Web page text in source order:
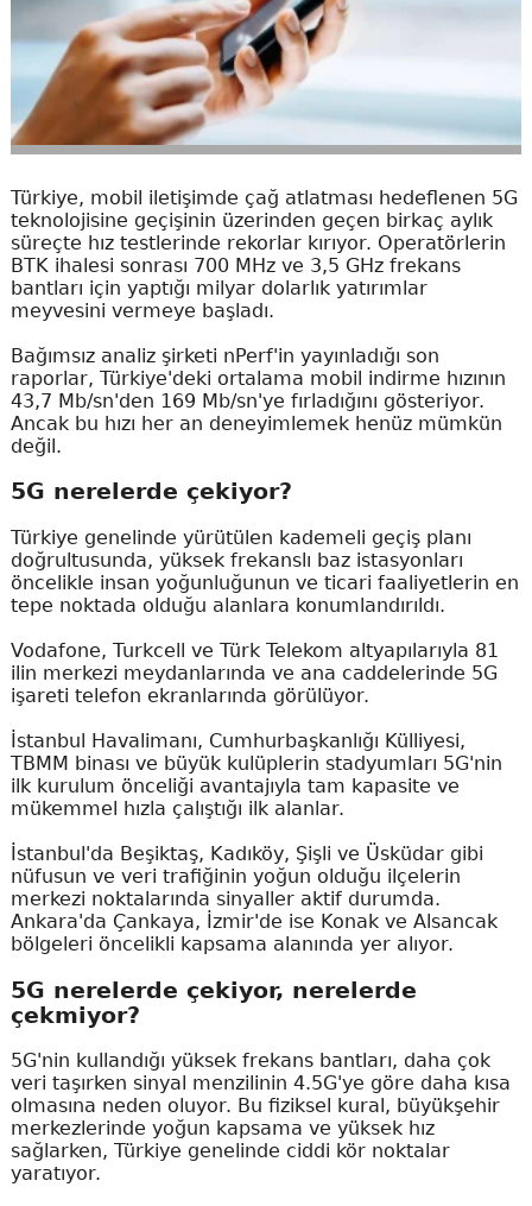
Türkiye, mobil iletişimde çağ atlatması hedeflenen 5G
teknolojisine geçişinin üzerinden geçen birkaç aylık
süreçte hız testlerinde rekorlar kırıyor. Operatörlerin
BTK ihalesi sonrası 700 MHz ve 3,5 GHz frekans
bantları için yaptığı milyar dolarlık yatırımlar
meyvesini vermeye başladı.
Bağımsız analiz şirketi nPerf'in yayınladığı son
raporlar, Türkiye'deki ortalama mobil indirme hızının
43,7 Mb/sn'den 169 Mb/sn'ye fırladığını gösteriyor.
Ancak bu hızı her an deneyimlemek henüz mümkün
değil.
5G nerelerde çekiyor?
Türkiye genelinde yürütülen kademeli geçiş planı
doğrultusunda, yüksek frekanslı baz istasyonları
öncelikle insan yoğunluğunun ve ticari faaliyetlerin en
tepe noktada olduğu alanlara konumlandırıldı.
Vodafone, Turkcell ve Türk Telekom altyapılarıyla 81
ilin merkezi meydanlarında ve ana caddelerinde 5G
işareti telefon ekranlarında görülüyor.
İstanbul Havalimanı, Cumhurbaşkanlığı Külliyesi,
TBMM binası ve büyük kulüplerin stadyumları 5G'nin
ilk kurulum önceliği avantajıyla tam kapasite ve
mükemmel hızla çalıştığı ilk alanlar.
İstanbul'da Beşiktaş, Kadıköy, Şişli ve Üsküdar gibi
nüfusun ve veri trafiğinin yoğun olduğu ilçelerin
merkezi noktalarında sinyaller aktif durumda.
Ankara'da Çankaya, İzmir'de ise Konak ve Alsancak
bölgeleri öncelikli kapsama alanında yer alıyor.
5G nerelerde çekiyor, nerelerde
çekmiyor?
5G'nin kullandığı yüksek frekans bantları, daha çok
veri taşırken sinyal menzilinin 4.5G'ye göre daha kısa
olmasına neden oluyor. Bu fiziksel kural, büyükşehir
merkezlerinde yoğun kapsama ve yüksek hız
sağlarken, Türkiye genelinde ciddi kör noktalar
yaratıyor.